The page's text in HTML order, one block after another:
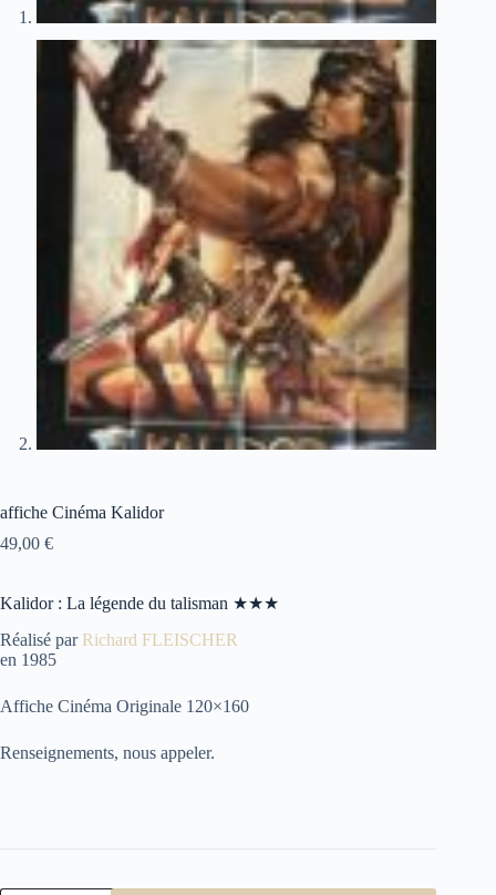
affiche Cinéma Kalidor
49,00 €
Kalidor : La légende du talisman ★★★
Réalisé par Richard FLEISCHER
en 1985
Affiche Cinéma Originale 120×160
Renseignements, nous appeler.